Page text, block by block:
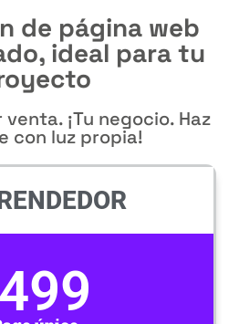
de página web
, ideal para tu
¡Tu negocio. Haz
con luz propia!
499